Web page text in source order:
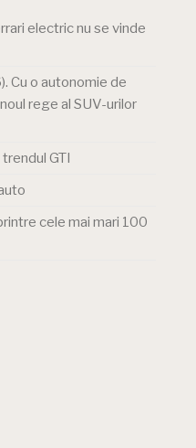
electric nu se vinde
Cu o autonomie de
rege al SUV-urilor
GTI
cele mai mari 100